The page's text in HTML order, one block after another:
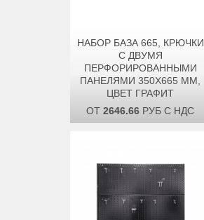
НАБОР БАЗА 665, КРЮЧКИ
С ДВУМЯ
ПЕРФОРИРОВАННЫМИ
ПАНЕЛЯМИ 350Х665 ММ,
ЦВЕТ ГРАФИТ
ОТ 2646.66 РУБ С НДС